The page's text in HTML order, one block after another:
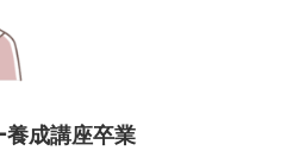
養成講座卒業